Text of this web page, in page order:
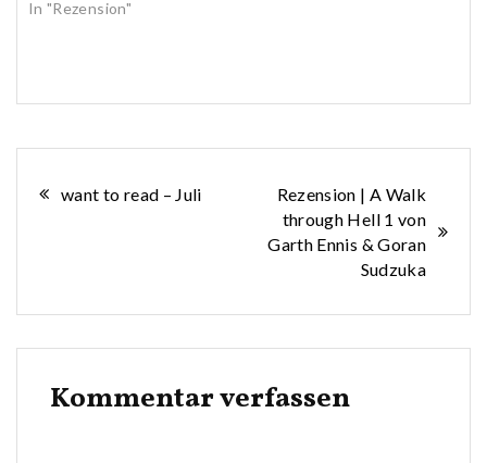
In "Rezension"
Beitragsnavigation
want to read – Juli
Rezension | A Walk
through Hell 1 von
Garth Ennis & Goran
Sudzuka
Kommentar verfassen